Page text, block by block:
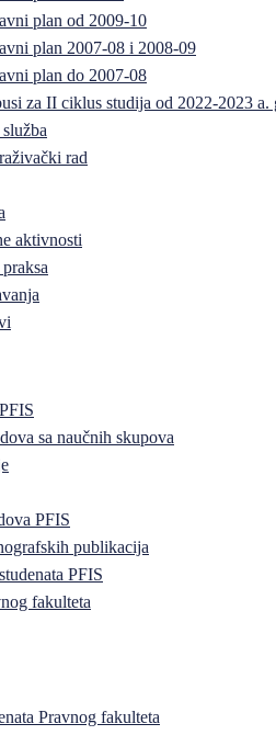
plan od 2009-10
plan 2007-08 i 2008-09
plan do 2007-08
za II ciklus studija od 2022-2023 a.
rad
aktivnosti
sa naučnih skupova
PFIS
publikacija
PFIS
fakulteta
Pravnog fakulteta